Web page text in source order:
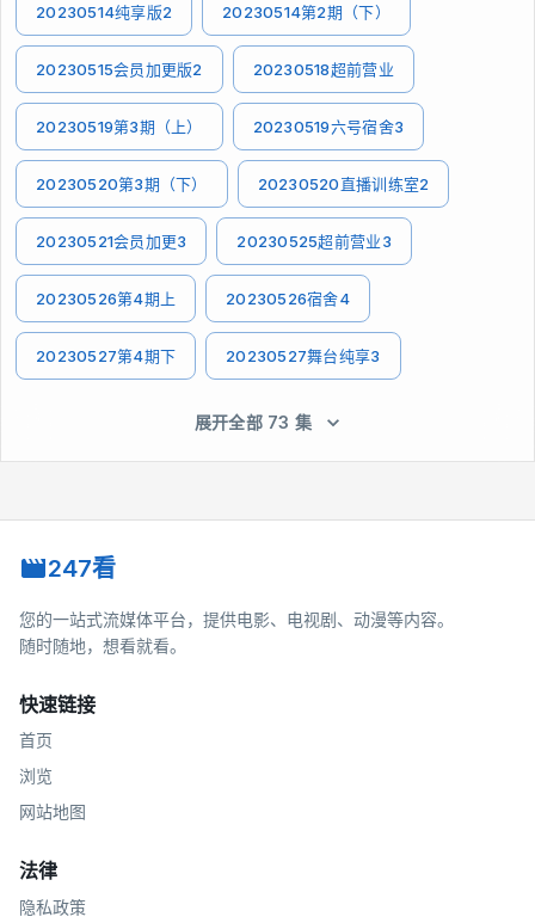
20230514纯享版2 20230514第2期（下）
20230515会员加更版2 20230518超前营业
20230519第3期（上） 20230519六号宿舍3
20230520第3期（下） 20230520直播训练室2
20230521会员加更3 20230525超前营业3
20230526第4期上 20230526宿舍4
20230527第4期下 20230527舞台纯享3
展开全部 73 集
247看
您的一站式流媒体平台，提供电影、电视剧、动漫等内容。
随时随地，想看就看。
快速链接
首页
浏览
网站地图
法律
隐私政策